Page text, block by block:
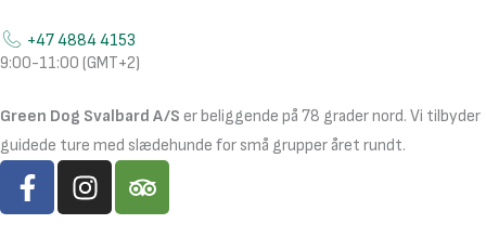
+47 4884 4153
9:00-11:00 (GMT+2)
Green Dog Svalbard A/S er beliggende på 78 grader nord. Vi tilbyder
guidede ture med slædehunde for små grupper året rundt.
F
a
I
n
T
r